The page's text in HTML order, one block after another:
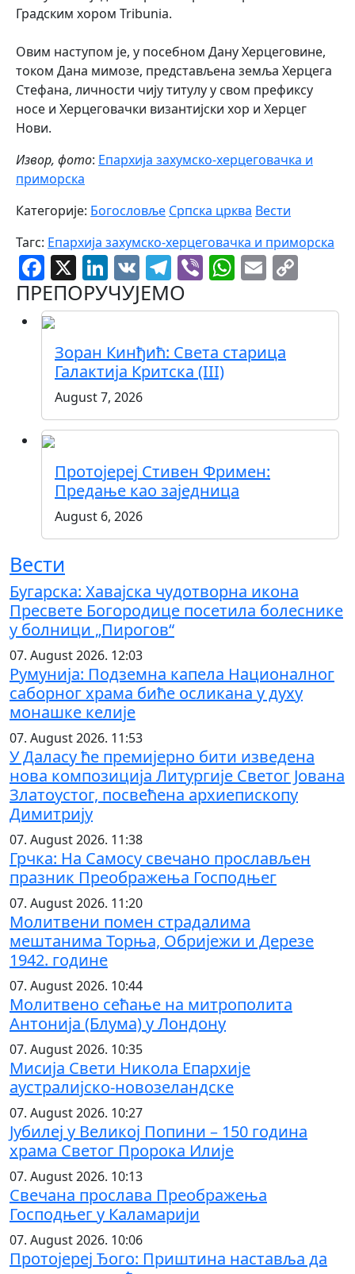
Градским хором Tribunia.
Овим наступом је, у посебном Дану Херцеговине,
током Дана мимозе, представљена земља Херцега
Стефана, личности чију титулу у свом префиксу
носе и Херцеговачки византијски хор и Херцег
Нови.
Извор, фото: Епархија захумско-херцеговачка и
приморска
Категорије: Богословље Српска црква Вести
Тагс: Епархија захумско-херцеговачка и приморска
Facebook
X LinkedIn
VK Telegram
Viber Email
ПРЕПОРУЧУЈЕМО
Зоран Кинђић: Света старица
Галактија Критска (III)
August 7, 2026
Протојереј Стивен Фримен:
Предање као заједница
August 6, 2026
Вести
Бугарска: Хавајска чудотворна икона
Пресвете Богородице посетила болеснике
у болници „Пирогов“
07. August 2026. 12:03
Румунија: Подземна капела Националног
саборног храма биће осликана у духу
монашке келије
07. August 2026. 11:53
У Даласу ће премијерно бити изведена
нова композиција Литургије Светог Јована
Златоустог, посвећена архиепископу
Димитрију
07. August 2026. 11:38
Грчка: На Самосу свечано прослављен
празник Преображења Господњег
07. August 2026. 11:20
Молитвени помен страдалима
мештанима Торња, Обријежи и Дерезе
1942. године
07. August 2026. 10:44
Молитвено сећање на митрополита
Антонија (Блума) у Лондону
07. August 2026. 10:35
Мисија Свети Никола Епархије
аустралијско-новозеландске
07. August 2026. 10:27
Јубилеј у Великој Попини – 150 година
храма Светог Пророка Илије
07. August 2026. 10:13
Свечана прослава Преображења
Господњег у Каламарији
07. August 2026. 10:06
Протојереј Ђого: Приштина наставља да